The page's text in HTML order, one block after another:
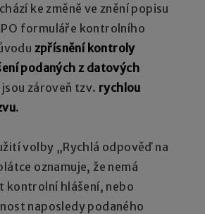
ke změně ve znění popisu
formuláře kontrolního
zpřísnění kontroly
podaných z datových
zároveň tzv. rychlou
.
volby „Rychlá odpověď na
oznamuje, že nemá
kontrolní hlášení, nebo
naposledy podaného